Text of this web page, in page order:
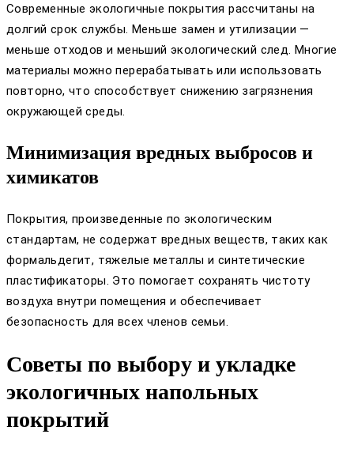
Современные экологичные покрытия рассчитаны на
долгий срок службы. Меньше замен и утилизации —
меньше отходов и меньший экологический след. Многие
материалы можно перерабатывать или использовать
повторно, что способствует снижению загрязнения
окружающей среды.
Минимизация вредных выбросов и
химикатов
Покрытия, произведенные по экологическим
стандартам, не содержат вредных веществ, таких как
формальдегит, тяжелые металлы и синтетические
пластификаторы. Это помогает сохранять чистоту
воздуха внутри помещения и обеспечивает
безопасность для всех членов семьи.
Советы по выбору и укладке
экологичных напольных
покрытий